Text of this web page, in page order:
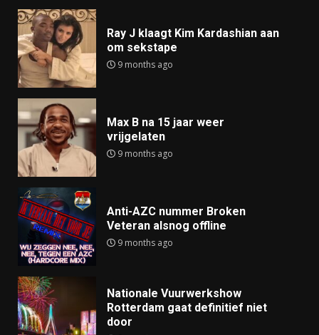
Ray J klaagt Kim Kardashian aan
om sekstape
9 months ago
Max B na 15 jaar weer
vrijgelaten
9 months ago
Anti-AZC nummer Broken
Veteran alsnog offline
9 months ago
Nationale Vuurwerkshow
Rotterdam gaat definitief niet
door